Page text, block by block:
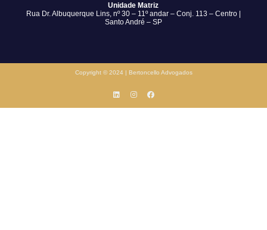
Unidade Matriz
Rua Dr. Albuquerque Lins, nº 30 – 11º andar – Conj. 113 – Centro |
Santo André – SP
Copyright © 2024 | Bertoncello Advogados